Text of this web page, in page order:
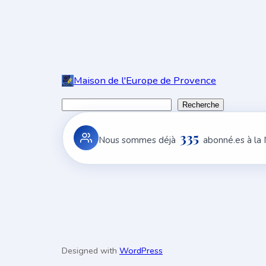
Maison de l'Europe de Provence
c
h
Recherche
Nous sommes déjà 335 abonné.es à
Designed with WordPress